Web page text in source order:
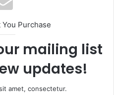
i
e
Purchase
mailing list
updates!
amet, consectetur.